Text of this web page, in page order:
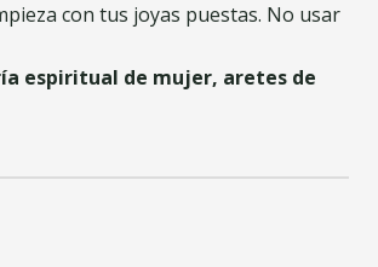
con tus joyas puestas. No usar
espiritual de mujer, aretes de